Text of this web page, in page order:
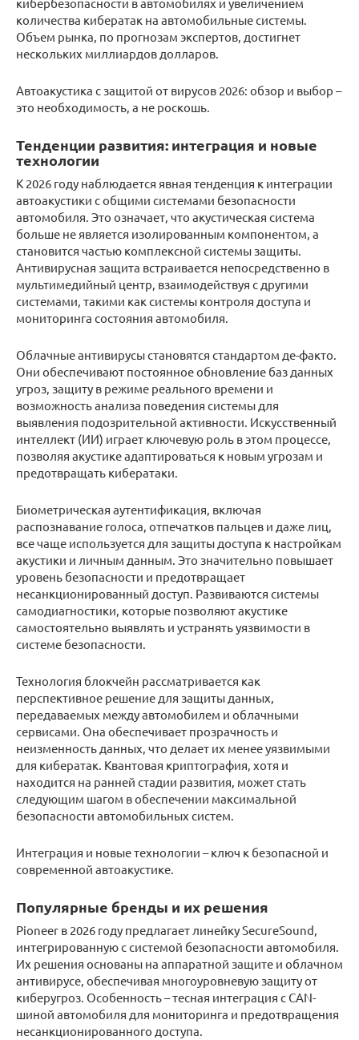
количества кибератак на автомобильные системы.
Объем рынка, по прогнозам экспертов, достигнет
нескольких миллиардов долларов.
Автоакустика с защитой от вирусов 2026: обзор и выбор –
это необходимость, а не роскошь.
Тенденции развития: интеграция и новые
технологии
К 2026 году наблюдается явная тенденция к интеграции
автоакустики с общими системами безопасности
автомобиля. Это означает, что акустическая система
больше не является изолированным компонентом, а
становится частью комплексной системы защиты.
Антивирусная защита встраивается непосредственно в
мультимедийный центр, взаимодействуя с другими
системами, такими как системы контроля доступа и
мониторинга состояния автомобиля.
Облачные антивирусы становятся стандартом де-факто.
Они обеспечивают постоянное обновление баз данных
угроз, защиту в режиме реального времени и
возможность анализа поведения системы для
выявления подозрительной активности. Искусственный
интеллект (ИИ) играет ключевую роль в этом процессе,
позволяя акустике адаптироваться к новым угрозам и
предотвращать кибератаки.
Биометрическая аутентификация, включая
распознавание голоса, отпечатков пальцев и даже лиц,
все чаще используется для защиты доступа к настройкам
акустики и личным данным. Это значительно повышает
уровень безопасности и предотвращает
несанкционированный доступ. Развиваются системы
самодиагностики, которые позволяют акустике
самостоятельно выявлять и устранять уязвимости в
системе безопасности.
Технология блокчейн рассматривается как
перспективное решение для защиты данных,
передаваемых между автомобилем и облачными
сервисами. Она обеспечивает прозрачность и
неизменность данных, что делает их менее уязвимыми
для кибератак. Квантовая криптография, хотя и
находится на ранней стадии развития, может стать
следующим шагом в обеспечении максимальной
безопасности автомобильных систем.
Интеграция и новые технологии – ключ к безопасной и
современной автоакустике.
Популярные бренды и их решения
Pioneer в 2026 году предлагает линейку SecureSound,
интегрированную с системой безопасности автомобиля.
Их решения основаны на аппаратной защите и облачном
антивирусе, обеспечивая многоуровневую защиту от
киберугроз. Особенность – тесная интеграция с CAN-
шиной автомобиля для мониторинга и предотвращения
несанкционированного доступа.